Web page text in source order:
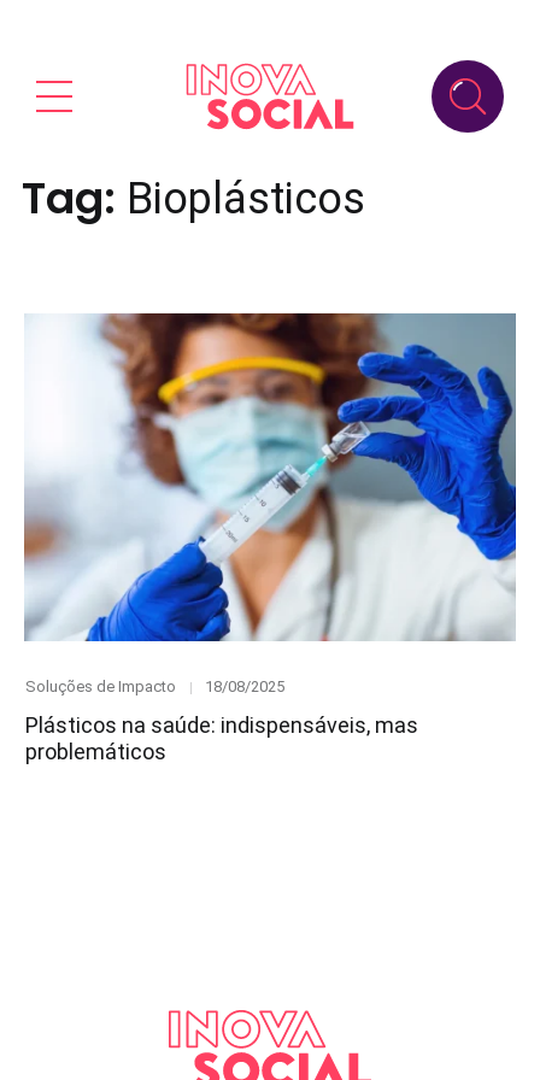
Tag: Bioplásticos
Category
Soluções de Impacto
Posted
18/08/2025
Plásticos na saúde: indispensáveis, mas
problemáticos